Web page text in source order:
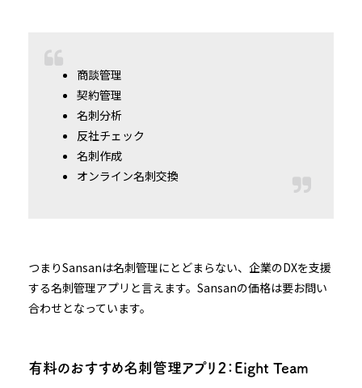
商談管理
契約管理
名刺分析
反社チェック
名刺作成
オンライン名刺交換
つまりSansanは名刺管理にとどまらない、企業のDXを支援
する名刺管理アプリと言えます。Sansanの価格は要お問い
合わせとなっています。
有料のおすすめ名刺管理アプリ２：Eight Team